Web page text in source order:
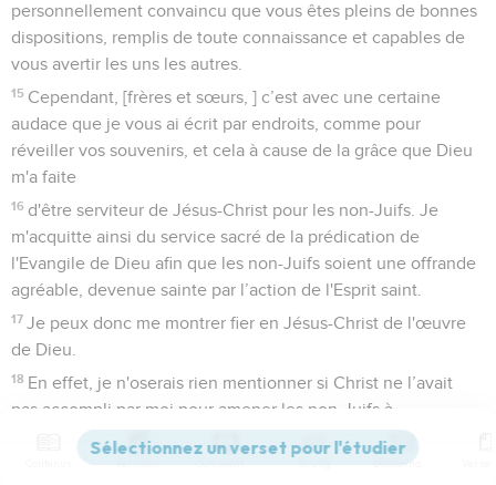
personnellement convaincu que vous êtes pleins de bonnes
dispositions, remplis de toute connaissance et capables de
vous avertir les uns les autres.
15 Cependant, [frères et sœurs, ] c’est avec une certaine
audace que je vous ai écrit par endroits, comme pour
réveiller vos souvenirs, et cela à cause de la grâce que Dieu
m'a faite
16 d'être serviteur de Jésus-Christ pour les non-Juifs. Je
m'acquitte ainsi du service sacré de la prédication de
l'Evangile de Dieu afin que les non-Juifs soient une offrande
agréable, devenue sainte par l’action de l'Esprit saint.
17 Je peux donc me montrer fier en Jésus-Christ de l'œuvre
de Dieu.
18 En effet, je n'oserais rien mentionner si Christ ne l’avait
pas accompli par moi pour amener les non-Juifs à
l'obéissance par la parole et par les actes,
par la puissance des signes et des prodiges et par la
Versions Commentaires Strong